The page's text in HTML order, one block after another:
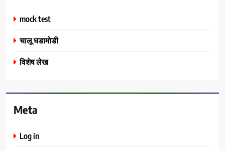
mock test
चालू घडामोडी
विशेष लेख
Meta
Log in